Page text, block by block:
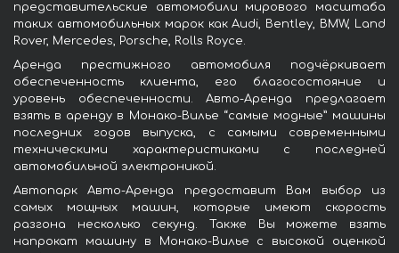
представительские автомобили мирового масштаба
таких автомобильных марок как Audi, Bentley, BMW, Land
Rover, Mercedes, Porsche, Rolls Royce.
Аренда престижного автомобиля подчёркивает
обеспеченность клиента, его благосостояние и
уровень обеспеченности. Авто-Аренда предлагает
взять в аренду в Монако-Вилье “самые модные” машины
последних годов выпуска, с самыми современными
техническими характеристиками с последней
автомобильной электроникой.
Автопарк Авто-Аренда предоставит Вам выбор из
самых мощных машин, которые имеют скорость
разгона несколько секунд. Также Вы можете взять
напрокат машину в Монако-Вилье с высокой оценкой